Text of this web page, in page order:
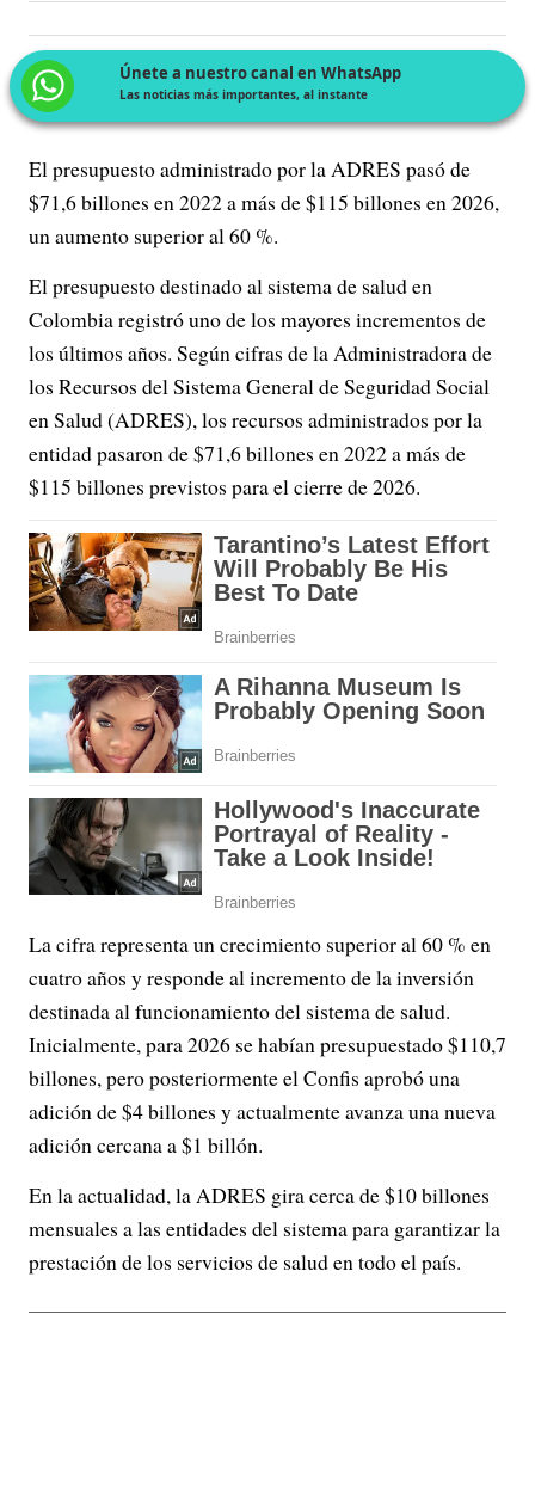
Únete a nuestro canal en WhatsApp
Las noticias más importantes, al instante
El presupuesto administrado por la ADRES pasó de
$71,6 billones en 2022 a más de $115 billones en 2026,
un aumento superior al 60 %.
El presupuesto destinado al sistema de salud en
Colombia registró uno de los mayores incrementos de
los últimos años. Según cifras de la Administradora de
los Recursos del Sistema General de Seguridad Social
en Salud (ADRES), los recursos administrados por la
entidad pasaron de $71,6 billones en 2022 a más de
$115 billones previstos para el cierre de 2026.
La cifra representa un crecimiento superior al 60 % en
cuatro años y responde al incremento de la inversión
destinada al funcionamiento del sistema de salud.
Inicialmente, para 2026 se habían presupuestado $110,7
billones, pero posteriormente el Confis aprobó una
adición de $4 billones y actualmente avanza una nueva
adición cercana a $1 billón.
En la actualidad, la ADRES gira cerca de $10 billones
mensuales a las entidades del sistema para garantizar la
prestación de los servicios de salud en todo el país.